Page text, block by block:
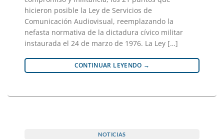
hicieron posible la Ley de Servicios de
Comunicación Audiovisual, reemplazando la
nefasta normativa de la dictadura cívico militar
instaurada el 24 de marzo de 1976. La Ley […]
CONTINUAR LEYENDO →
NOTICIAS